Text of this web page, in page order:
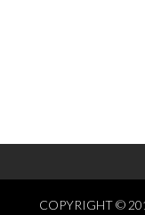
COPYRIGHT ©